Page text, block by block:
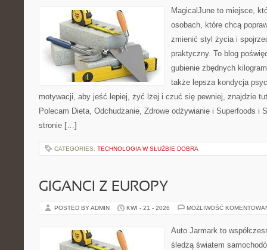
MagicalJune to miejsce,
osobach, które chcą
zmienić styl życia i
praktyczny. To blog
gubienie zbędnych
także lepsza kondycja
motywacji, aby jeść lepiej, żyć lżej i czuć się pewniej, znajdzie
Polecam Dieta, Odchudzanie, Zdrowe odżywianie i Superfoods i
stronie […]
CATEGORIES: TECHNOLOGIA W SŁUŻBIE DOBRA
GIGANCI Z EUROPY
POSTED BY ADMIN KWI - 21 - 2026 MOŻLIWOŚĆ
Auto Jarmark to
śledzą światem